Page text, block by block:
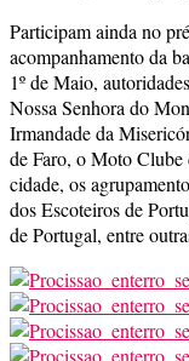
Participam ainda no
acompanhamento da
1º de Maio,
Nossa Senhora do
Irmandade da
de Faro, o Moto Clube
cidade, os
dos Escoteiros de
de Portugal, entre